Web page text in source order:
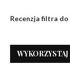
Recenzja filtra